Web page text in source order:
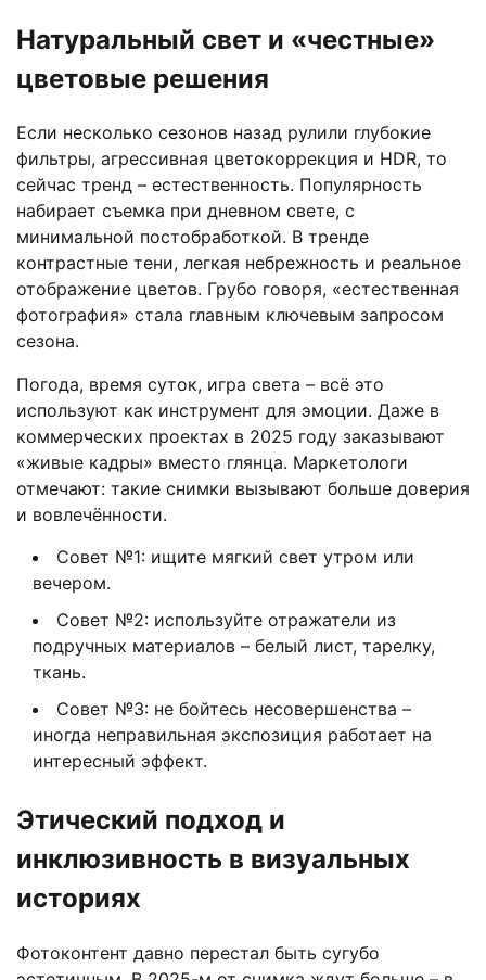
Натуральный свет и «честные»
цветовые решения
Если несколько сезонов назад рулили глубокие
фильтры, агрессивная цветокоррекция и HDR, то
сейчас тренд – естественность. Популярность
набирает съемка при дневном свете, с
минимальной постобработкой. В тренде
контрастные тени, легкая небрежность и реальное
отображение цветов. Грубо говоря, «естественная
фотография» стала главным ключевым запросом
сезона.
Погода, время суток, игра света – всё это
используют как инструмент для эмоции. Даже в
коммерческих проектах в 2025 году заказывают
«живые кадры» вместо глянца. Маркетологи
отмечают: такие снимки вызывают больше доверия
и вовлечённости.
Совет №1: ищите мягкий свет утром или
вечером.
Совет №2: используйте отражатели из
подручных материалов – белый лист, тарелку,
ткань.
Совет №3: не бойтесь несовершенства –
иногда неправильная экспозиция работает на
интересный эффект.
Этический подход и
инклюзивность в визуальных
историях
Фотоконтент давно перестал быть сугубо